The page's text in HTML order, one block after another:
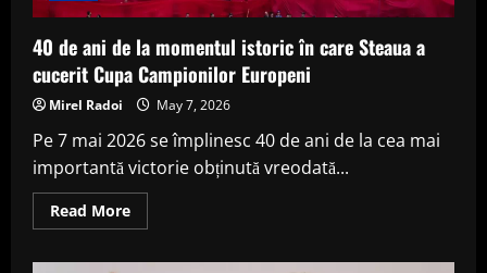
40 de ani de la momentul istoric în care Steaua a
cucerit Cupa Campionilor Europeni
Mirel Radoi May 7, 2026
Pe 7 mai 2026 se împlinesc 40 de ani de la cea mai
importantă victorie obținută vreodată...
Read MoreRead
more